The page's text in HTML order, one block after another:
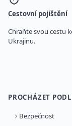
Cestovní pojištění
Chraňte svou cestu
Ukrajinu.
PROCHÁZET
Bezpečnost